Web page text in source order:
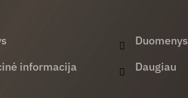
informacija
Duomenys
Daugiau